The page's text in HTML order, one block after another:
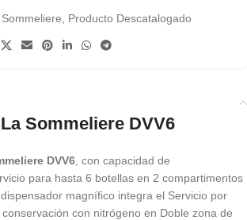
Producto Descatalogado
Sommeliere DVV6
DVV6 , con capacidad de
para hasta 6 botellas en 2 compartimentos
magnífico integra el Servicio por
con nitrógeno en Doble zona de